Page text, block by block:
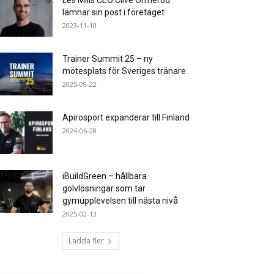
lämnar sin post i företaget
2023-11-10
Trainer Summit 25 – ny
mötesplats för Sveriges tränare
2025-09-22
Apirosport expanderar till Finland
2024-06-28
iBuildGreen – hållbara
golvlösningar som tar
gymupplevelsen till nästa nivå
2025-02-13
Ladda fler